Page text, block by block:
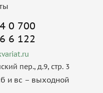
0 700
6 122
пер., д.9, стр. 3
и вс – выходной